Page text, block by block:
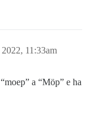
11:33am
a “Möp” e ha